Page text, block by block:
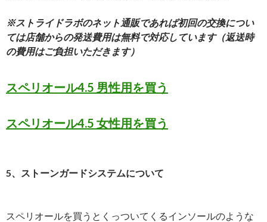
※ストライドラボのネット通販であれば初回の交換につい
ては店舗からの発送費用は無料で対応しています（返送時
の費用はご負担いただきます）
スペリオール4.5 男性用を買う
スペリオール4.5 女性用を買う
5、ストーンガードシステムについて
スペリオールを買うとくっついてくるインソールのような